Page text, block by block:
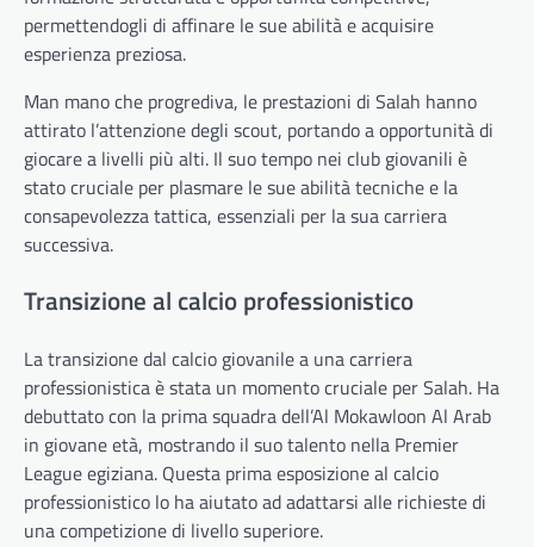
permettendogli di affinare le sue abilità e acquisire
esperienza preziosa.
Man mano che progrediva, le prestazioni di Salah hanno
attirato l’attenzione degli scout, portando a opportunità di
giocare a livelli più alti. Il suo tempo nei club giovanili è
stato cruciale per plasmare le sue abilità tecniche e la
consapevolezza tattica, essenziali per la sua carriera
successiva.
Transizione al calcio professionistico
La transizione dal calcio giovanile a una carriera
professionistica è stata un momento cruciale per Salah. Ha
debuttato con la prima squadra dell’Al Mokawloon Al Arab
in giovane età, mostrando il suo talento nella Premier
League egiziana. Questa prima esposizione al calcio
professionistico lo ha aiutato ad adattarsi alle richieste di
una competizione di livello superiore.